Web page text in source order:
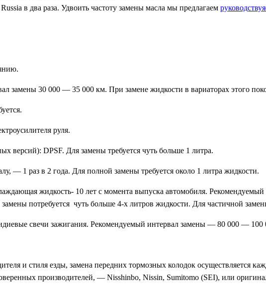
в два раза. Удвоить частоту замены масла мы предлагаем
замены 30 000 — 35 000 км. При замене жидкости в вариаторах этого
руля.
версий): DPSF. Для замены требуется чуть больше 1 литра.
— 1 раз в 2 года. Для полной замены требуется около 1 литра жидкости.
жидкость- 10 лет с момента выпуска автомобиля.
потребуется чуть больше 4-х литров жидкости. Для частичной
свечи зажигания. Рекомендуемый интервал замены — 80 000 — 100
и стиля езды, замена передних тормозных колодок осуществляется
производителей, — Nisshinbo, Nissin, Sumitomo (SEI), или